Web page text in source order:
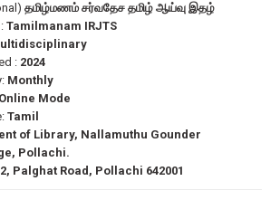
தமிழ்மணம் சர்வதேச தமிழ் ஆய்வு இதழ்
Tamilmanam IRJTS
: 2024
Monthly
Online Mode
Tamil
of Library, Nallamuthu Gounder
Pollachi.
Palghat Road, Pollachi 642001